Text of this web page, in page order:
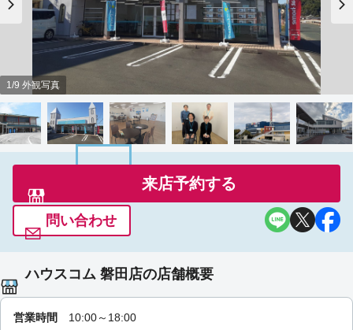
1/9 外観写真
来店予約する
問い合わせ
ハウスコム 磐田店の店舗概要
営業時間 10:00～18:00